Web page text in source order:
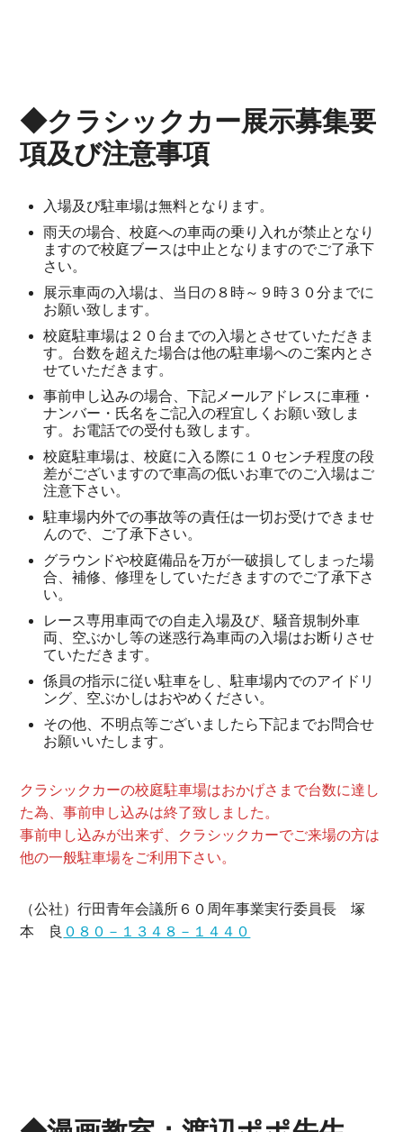
◆クラシックカー展示募集要
項及び注意事項
入場及び駐車場は無料となります。
雨天の場合、校庭への車両の乗り入れが禁止となり
ますので校庭ブースは中止となりますのでご了承下
さい。
展示車両の入場は、当日の８時～９時３０分までに
お願い致します。
校庭駐車場は２０台までの入場とさせていただきま
す。台数を超えた場合は他の駐車場へのご案内とさ
せていただきます。
事前申し込みの場合、下記メールアドレスに車種・
ナンバー・氏名をご記入の程宜しくお願い致しま
す。お電話での受付も致します。
校庭駐車場は、校庭に入る際に１０センチ程度の段
差がございますので車高の低いお車でのご入場はご
注意下さい。
駐車場内外での事故等の責任は一切お受けできませ
んので、ご了承下さい。
グラウンドや校庭備品を万が一破損してしまった場
合、補修、修理をしていただきますのでご了承下さ
い。
レース専用車両での自走入場及び、騒音規制外車
両、空ぶかし等の迷惑行為車両の入場はお断りさせ
ていただきます。
係員の指示に従い駐車をし、駐車場内でのアイドリ
ング、空ぶかしはおやめください。
その他、不明点等ございましたら下記までお問合せ
お願いいたします。
クラシックカーの校庭駐車場はおかげさまで台数に達し
た為、事前申し込みは終了致しました。
事前申し込みが出来ず、クラシックカーでご来場の方は
他の一般駐車場をご利用下さい。
（公社）行田青年会議所６０周年事業実行委員長 塚
本 良 ０８０－１３４８－１４４０